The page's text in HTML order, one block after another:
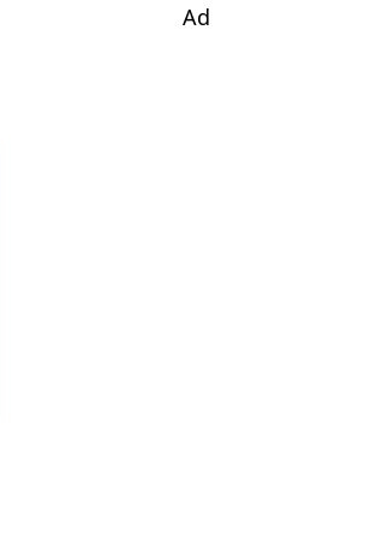
Ad